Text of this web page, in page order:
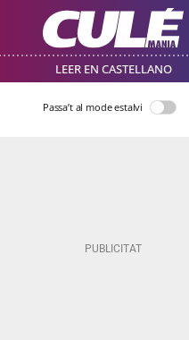
LEER EN CASTELLANO
Passa’t al mode estalvi